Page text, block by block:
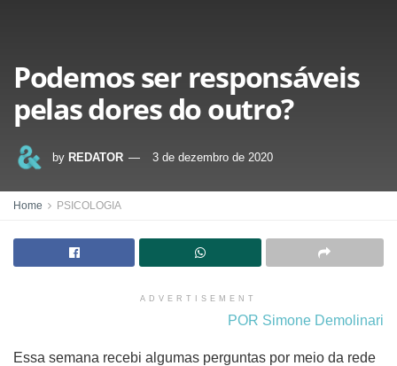
Podemos ser responsáveis
pelas dores do outro?
by REDATOR 3 de dezembro de 2020
Home PSICOLOGIA
ADVERTISEMENT
POR Simone Demolinari
Essa semana recebi algumas perguntas por meio da rede